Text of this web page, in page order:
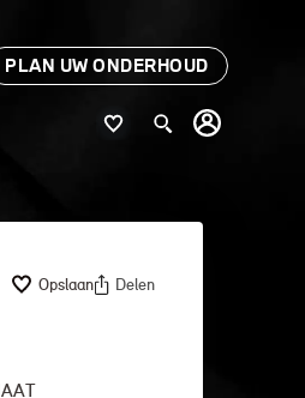
PLAN UW ONDERHOUD
Opslaan Delen